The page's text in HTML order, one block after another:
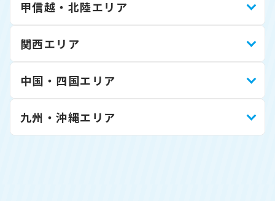
甲信越・北陸エリア
関西エリア
中国・四国エリア
九州・沖縄エリア